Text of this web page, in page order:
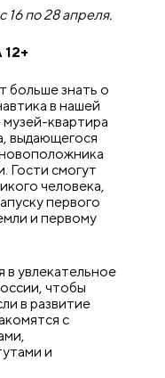
по 28 апреля.
больше знать о
в нашей
квартира
выдающегося
Гости смогут
человека,
первого
и первому
в увлекательное
чтобы
в развитие
с
и